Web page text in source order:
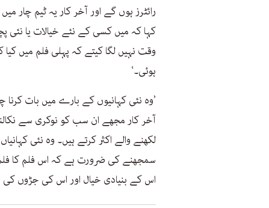
رائٹرز ہوں گے اور آخر کار یہ ٹیم چار
کہا کہ میں کسی کے نئے خیالات یا نئی
وقت نہیں لگا کیتے کہ پہلی فلم میں
ہوئی۔‘
’وہ نئی کہانیوں کے بارے میں بات کرنا
آخر کار مجھے ان سب کو نوکری سے
لکھنے والے اکثر کرتے ہیں۔ وہ نئی
سمجھنے کی ضرورت ہے کہ اس فلم کا فلم
اس کے بنیادی خیال اور اس کی جڑوں